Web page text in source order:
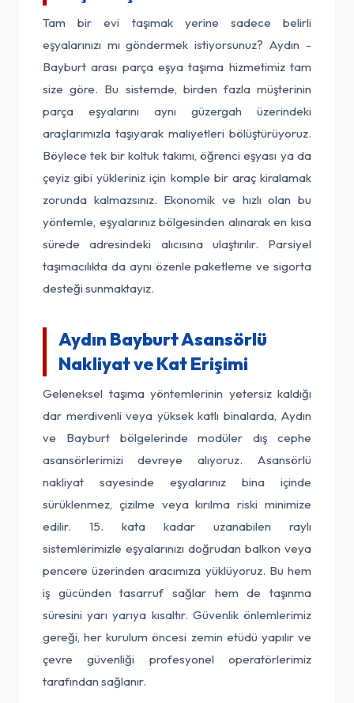
Tam bir evi taşımak yerine sadece belirli
eşyalarınızı mı göndermek istiyorsunuz? Aydın -
Bayburt arası parça eşya taşıma hizmetimiz tam
size göre. Bu sistemde, birden fazla müşterinin
parça eşyalarını aynı güzergah üzerindeki
araçlarımızla taşıyarak maliyetleri bölüştürüyoruz.
Böylece tek bir koltuk takımı, öğrenci eşyası ya da
çeyiz gibi yükleriniz için komple bir araç kiralamak
zorunda kalmazsınız. Ekonomik ve hızlı olan bu
yöntemle, eşyalarınız bölgesinden alınarak en kısa
sürede adresindeki alıcısına ulaştırılır. Parsiyel
taşımacılıkta da aynı özenle paketleme ve sigorta
desteği sunmaktayız.
Aydın Bayburt Asansörlü
Nakliyat ve Kat Erişimi
Geleneksel taşıma yöntemlerinin yetersiz kaldığı
dar merdivenli veya yüksek katlı binalarda, Aydın
ve Bayburt bölgelerinde modüler dış cephe
asansörlerimizi devreye alıyoruz. Asansörlü
nakliyat sayesinde eşyalarınız bina içinde
sürüklenmez, çizilme veya kırılma riski minimize
edilir. 15. kata kadar uzanabilen raylı
sistemlerimizle eşyalarınızı doğrudan balkon veya
pencere üzerinden aracımıza yüklüyoruz. Bu hem
iş gücünden tasarruf sağlar hem de taşınma
süresini yarı yarıya kısaltır. Güvenlik önlemlerimiz
gereği, her kurulum öncesi zemin etüdü yapılır ve
çevre güvenliği profesyonel operatörlerimiz
tarafından sağlanır.